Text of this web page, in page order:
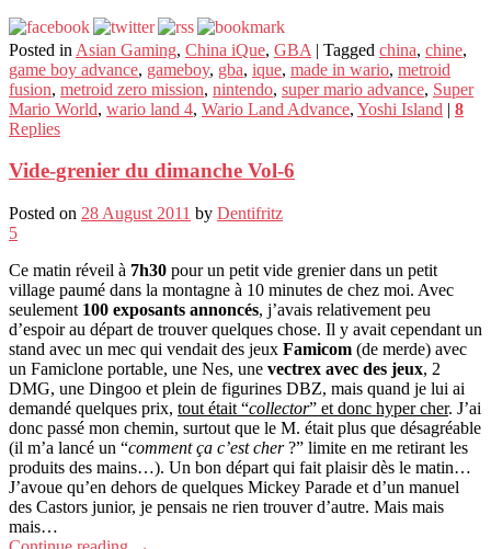
Posted in Asian Gaming, China iQue, GBA | Tagged china, chine,
game boy advance, gameboy, gba, ique, made in wario, metroid
fusion, metroid zero mission, nintendo, super mario advance, Super
Mario World, wario land 4, Wario Land Advance, Yoshi Island | 8
Replies
Vide-grenier du dimanche Vol-6
Posted on 28 August 2011 by Dentifritz
5
Ce matin réveil à 7h30 pour un petit vide grenier dans un petit
village paumé dans la montagne à 10 minutes de chez moi. Avec
seulement 100 exposants annoncés, j’avais relativement peu
d’espoir au départ de trouver quelques chose. Il y avait cependant un
stand avec un mec qui vendait des jeux Famicom (de merde) avec
un Famiclone portable, une Nes, une vectrex avec des jeux, 2
DMG, une Dingoo et plein de figurines DBZ, mais quand je lui ai
demandé quelques prix, tout était “collector” et donc hyper cher. J’ai
donc passé mon chemin, surtout que le M. était plus que désagréable
(il m’a lancé un “comment ça c’est cher?” limite en me retirant les
produits des mains…). Un bon départ qui fait plaisir dès le matin…
J’avoue qu’en dehors de quelques Mickey Parade et d’un manuel
des Castors junior, je pensais ne rien trouver d’autre. Mais mais
mais…